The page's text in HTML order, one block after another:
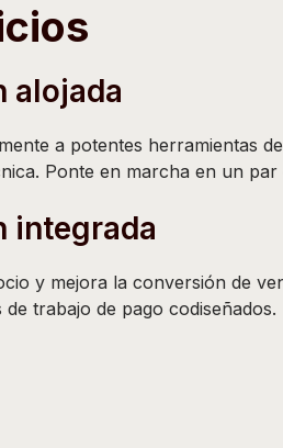
alojada
a potentes herramientas
Ponte en marcha en un par
integrada
y mejora la conversión de
trabajo de pago codiseñados.